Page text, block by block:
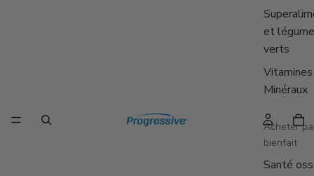
et
verts
Minéraux
Acheter
bienfait
Santé